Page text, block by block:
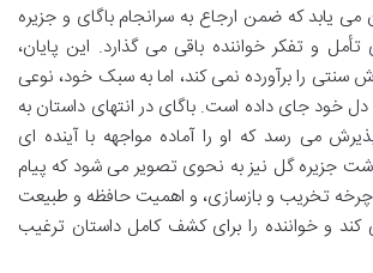
می یابد که ضمن ارجاع به سرانجام باگای و جزیره
و تفکر خواننده باقی می گذارد. این پایان،
سنتی را برآورده نمی کند، اما به سبک خود، نوعی
دل خود جای داده است. باگای در انتهای داستان به
می رسد که او را آماده مواجهه با آینده ای
جزیره گل نیز به نحوی تصویر می شود که پیام
چرخه تخریب و بازسازی، و اهمیت حافظه و طبیعت
کند و خواننده را برای کشف کامل داستان ترغیب